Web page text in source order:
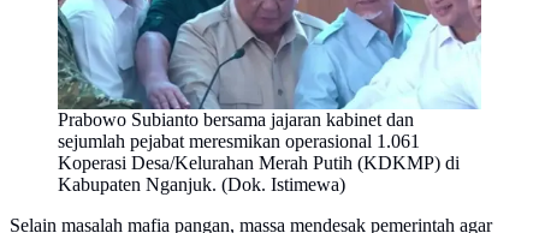
Prabowo Subianto bersama jajaran kabinet dan
sejumlah pejabat meresmikan operasional 1.061
Koperasi Desa/Kelurahan Merah Putih (KDKMP) di
Kabupaten Nganjuk. (Dok. Istimewa)
Selain masalah mafia pangan, massa mendesak pemerintah agar